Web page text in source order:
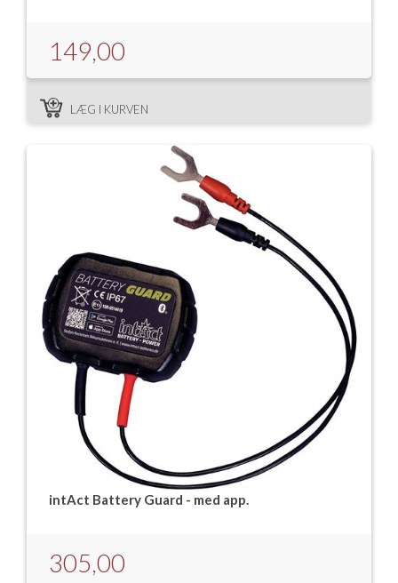
149,00
LÆG I KURVEN
intAct Battery Guard - med app.
305,00